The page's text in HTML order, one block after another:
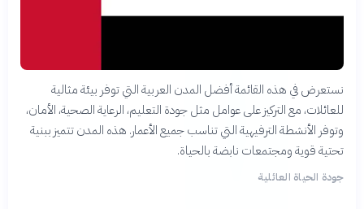
نستعرض في هذه القائمة أفضل المدن العربية التي توفر بيئة مثالية
للعائلات، مع التركيز على عوامل مثل جودة التعليم، الرعاية الصحية، الأمان،
وتوفر الأنشطة الترفيهية التي تناسب جميع الأعمار. هذه المدن تتميز ببنية
تحتية قوية ومجتمعات نابضة بالحياة.
جودة الحياة العائلية